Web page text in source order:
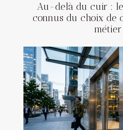
Au-delà du cuir :
connus du choix de
métier